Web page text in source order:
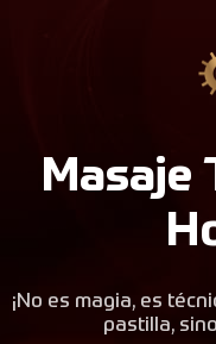
Masaje
¡No es magia, es
pastilla,